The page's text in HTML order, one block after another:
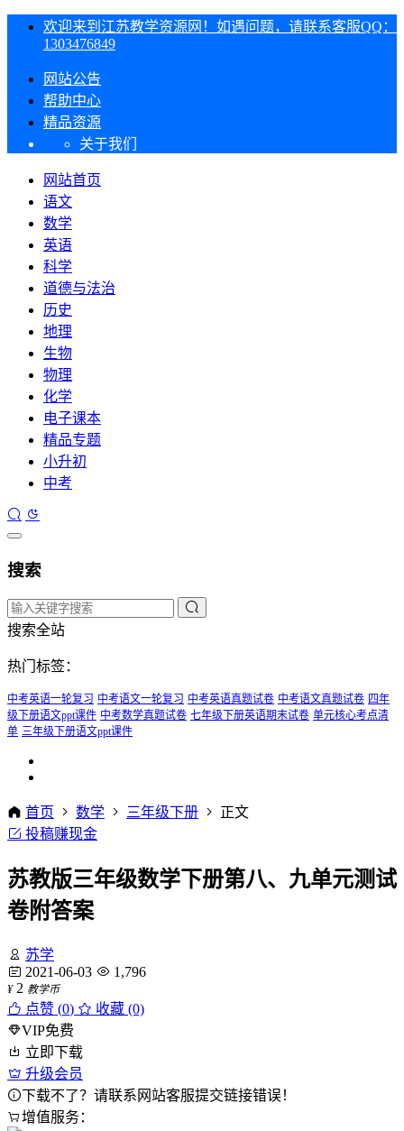
欢迎来到江苏教学资源网！如遇问题，请联系客服QQ：
1303476849
网站公告
帮助中心
精品资源
关于我们
网站首页
语文
数学
英语
科学
道德与法治
历史
地理
生物
物理
化学
电子课本
精品专题
小升初
中考
搜索
搜索全站
热门标签：
中考英语一轮复习 中考语文一轮复习 中考英语真题试卷 中考语文真题试卷 四年
级下册语文ppt课件 中考数学真题试卷 七年级下册英语期末试卷 单元核心考点清
单 三年级下册语文ppt课件
首页 数学 三年级下册
正文
投稿赚现金
苏教版三年级数学下册第八、九单元测试
卷附答案
苏学
2021-06-03
1,796
¥ 2 教学币
点赞 (0)
收藏 (0)
VIP免费
立即下载
升级会员
下载不了？请联系网站客服提交链接错误！
增值服务：